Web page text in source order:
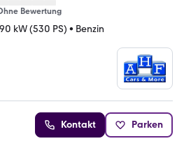
Bewertung
kW (530 PS) • Benzin
Kontakt Parken